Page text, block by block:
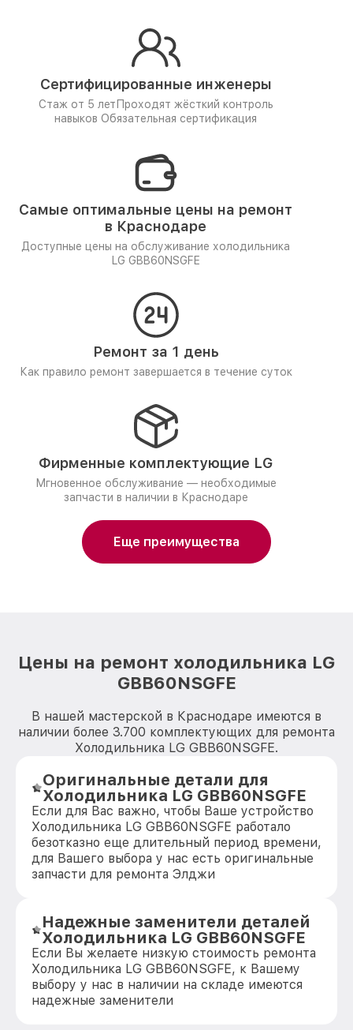
Сертифицированные инженеры
Стаж от 5 лет Проходят жёсткий контроль
навыков Обязательная сертификация
Самые оптимальные цены на ремонт
в Краснодаре
Доступные цены на обслуживание холодильника
LG GBB60NSGFE
Ремонт за 1 день
Как правило ремонт завершается в течение суток
Фирменные комплектующие LG
Мгновенное обслуживание — необходимые
запчасти в наличии в Краснодаре
Еще преимущества
Цены на ремонт холодильника LG
GBB60NSGFE
В нашей мастерской в Краснодаре имеются в
наличии более 3.700 комплектующих для ремонта
Холодильника LG GBB60NSGFE.
Оригинальные детали для
Холодильника LG GBB60NSGFE
Если для Вас важно, чтобы Ваше устройство
Холодильника LG GBB60NSGFE работало
безотказно еще длительный период времени,
для Вашего выбора у нас есть оригинальные
запчасти для ремонта Элджи
Надежные заменители деталей
Холодильника LG GBB60NSGFE
Если Вы желаете низкую стоимость ремонта
Холодильника LG GBB60NSGFE, к Вашему
выбору у нас в наличии на складе имеются
надежные заменители